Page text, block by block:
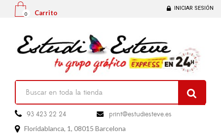
INICIAR SESIÓN
0 Carrito
 93 423 22 24 
print@estudiesteve.es
 Floridablanca, 1, 08015 Barcelona